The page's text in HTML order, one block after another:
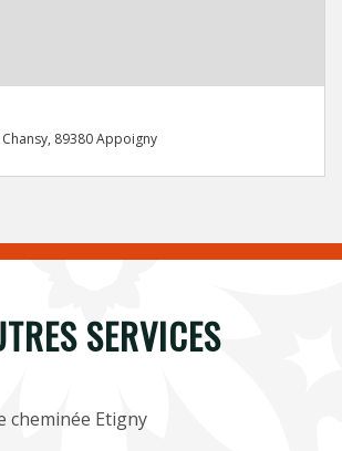
89380 Appoigny
SERVICES
cheminée Etigny